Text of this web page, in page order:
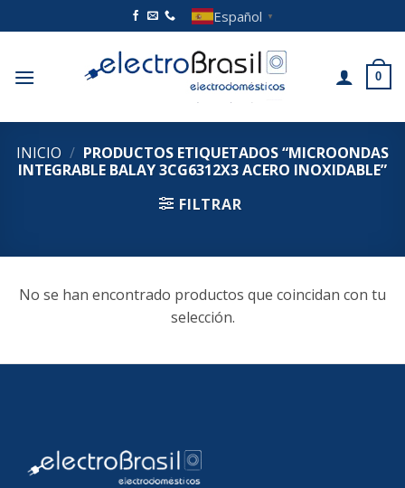
al
Español ▼
0
INICIO / PRODUCTOS ETIQUETADOS “MICROONDAS
INTEGRABLE BALAY 3CG6312X3 ACERO INOXIDABLE”
FILTRAR
No se han encontrado productos que coincidan con tu
selección.